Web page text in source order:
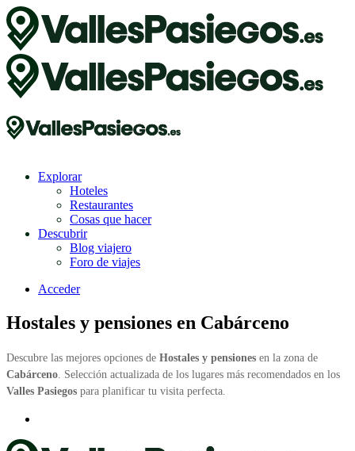
Explorar
Hoteles
Restaurantes
Cosas que hacer
Descubrir
Blog viajero
Foro de viajes
Acceder
Hostales y pensiones en Cabárceno
Descubre las mejores opciones de Hostales y pensiones en la zona de
Cabárceno . Selección actualizada de los lugares más recomendados en los
Valles Pasiegos para planificar tu visita perfecta.